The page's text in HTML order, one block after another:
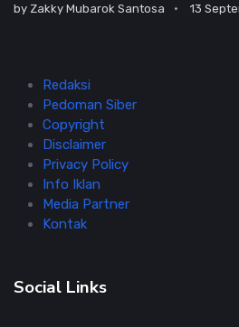
by Zakky Mubarok Santosa 13
Redaksi
Pedoman Siber
Copyright
Disclaimer
Privacy Policy
Info Iklan
Media Partner
Kontak
Social Links